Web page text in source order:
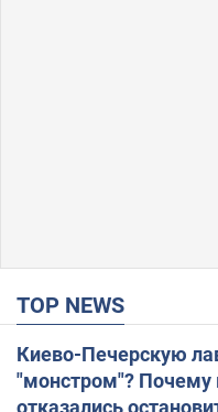
TOP NEWS
Киево-Печерскую
"монстром"? Почему
отказались